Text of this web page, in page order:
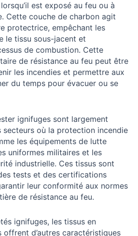
est exposé au feu ou à
Cette couche de charbon agit
protectrice, empêchant les
le tissu sous-jacent et
de combustion. Cette
de résistance au feu peut être
les incendies et permettre aux
du temps pour évacuer ou se
ignifuges sont largement
secteurs où la protection incendie
les équipements de lutte
uniformes militaires et les
industrielle. Ces tissus sont
tests et des certifications
leur conformité aux normes
de résistance au feu.
ignifuges, les tissus en
d’autres caractéristiques